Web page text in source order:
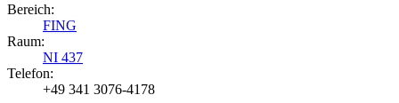
Bereich:
FING
Raum:
NI 437
Telefon:
+49 341 3076-4178